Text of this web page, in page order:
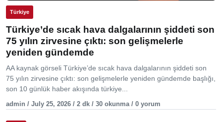
Türkiye
Türkiye’de sıcak hava dalgalarının şiddeti son
75 yılın zirvesine çıktı: son gelişmelerle
yeniden gündemde
AA kaynak görseli Türkiye’de sıcak hava dalgalarının şiddeti son
75 yılın zirvesine çıktı: son gelişmelerle yeniden gündemde başlığı,
son 10 günlük haber akışında türkiye...
admin / July 25, 2026 / 2 dk / 30 okunma / 0 yorum